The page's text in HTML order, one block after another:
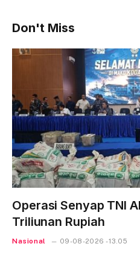
Don't Miss
Operasi Senyap TNI
Triliunan Rupiah
Nasional 09-08-2026 - 13.05